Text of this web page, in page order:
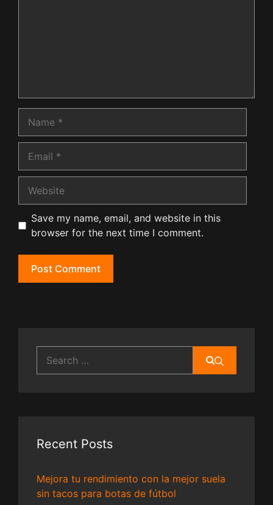
Save my name, email, and website in this
browser for the next time I comment.
for:
Recent Posts
Mejora tu rendimiento con la mejor suela
sin tacos para botas de fútbol